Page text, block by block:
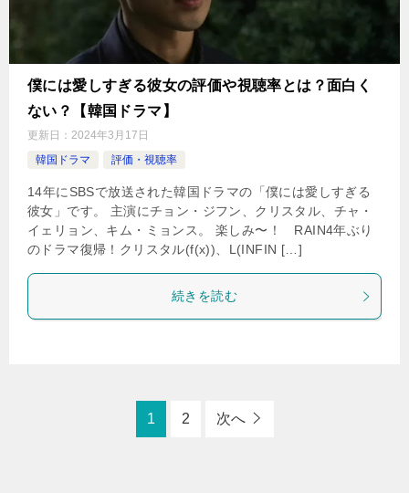
僕には愛しすぎる彼女の評価や視聴率とは？面白く
ない？【韓国ドラマ】
更新日： 2024年3月17日
韓国ドラマ
評価・視聴率
14年にSBSで放送された韓国ドラマの「僕には愛しすぎる
彼女」です。 主演にチョン・ジフン、クリスタル、チャ・
イェリョン、キム・ミョンス。 楽しみ〜！ RAIN4年ぶり
のドラマ復帰！クリスタル(f(x))、L(INFIN […]
続きを読む
1 2 次へ